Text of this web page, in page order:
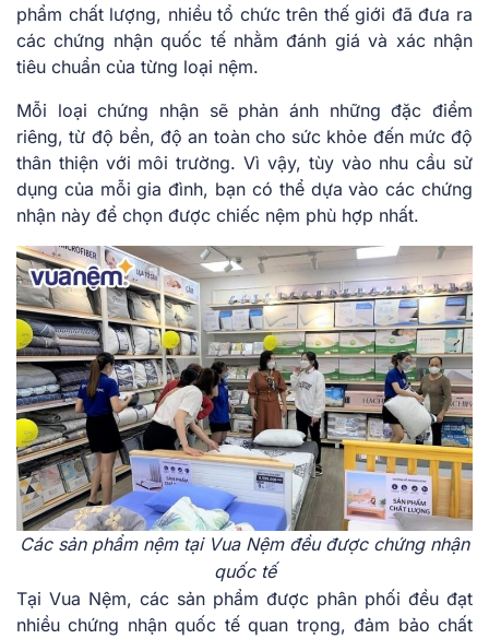
phẩm chất lượng, nhiều tổ chức trên thế giới đã đưa ra
các chứng nhận quốc tế nhằm đánh giá và xác nhận
tiêu chuẩn của từng loại nệm.
Mỗi loại chứng nhận sẽ phản ánh những đặc điểm
riêng, từ độ bền, độ an toàn cho sức khỏe đến mức độ
thân thiện với môi trường. Vì vậy, tùy vào nhu cầu sử
dụng của mỗi gia đình, bạn có thể dựa vào các chứng
nhận này để chọn được chiếc nệm phù hợp nhất.
Các sản phẩm nệm tại Vua Nệm đều được chứng nhận
quốc tế
Tại Vua Nệm, các sản phẩm được phân phối đều đạt
nhiều chứng nhận quốc tế quan trọng, đảm bảo chất